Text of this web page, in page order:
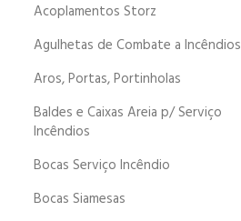
Acoplamentos Storz
Agulhetas de Combate a Incêndios
Aros, Portas, Portinholas
Baldes e Caixas Areia p/ Serviço
Incêndios
Bocas Serviço Incêndio
Bocas Siamesas